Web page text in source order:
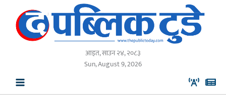
content
आइत, साउन २४, २०८३
Sun, August 9, 2026